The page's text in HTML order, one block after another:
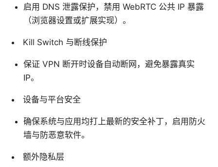
启用 DNS 泄露保护，禁用 WebRTC 公共 IP 暴露
（浏览器设置或扩展实现）。
Kill Switch 与断线保护
保证 VPN 断开时设备自动断网，避免暴露真实
IP。
设备与平台安全
确保系统与应用均打上最新的安全补丁，启用防火
墙与防恶意软件。
额外隐私层